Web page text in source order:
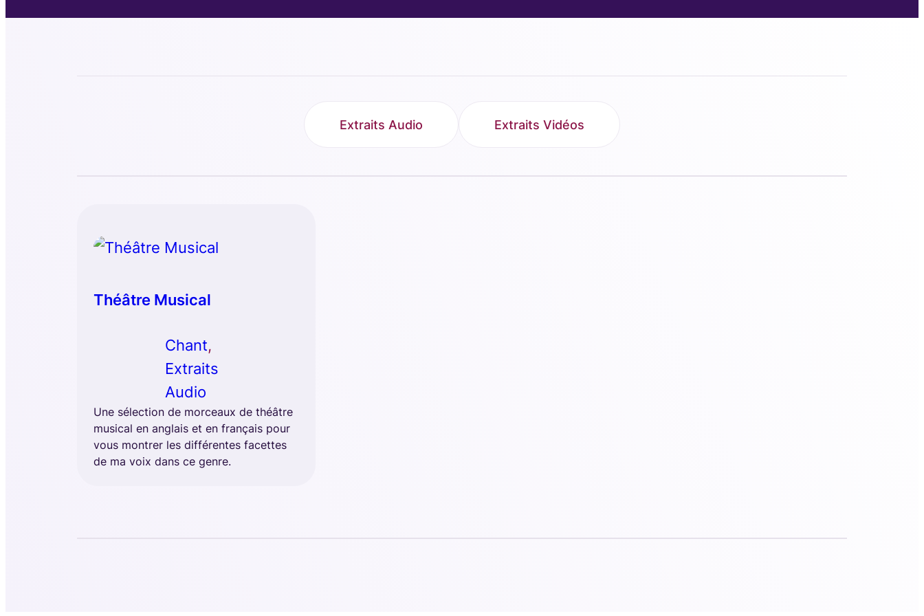
Extraits Audio Extraits Vidéos
Théâtre Musical
Chant
Extraits
Audio
Une sélection de morceaux de théâtre
musical en anglais et en français pour
vous montrer les différentes facettes
de ma voix dans ce genre.